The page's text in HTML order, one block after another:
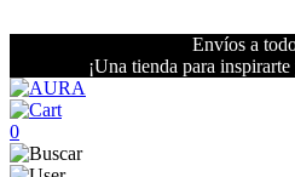
Envíos a
¡Una tienda para
0